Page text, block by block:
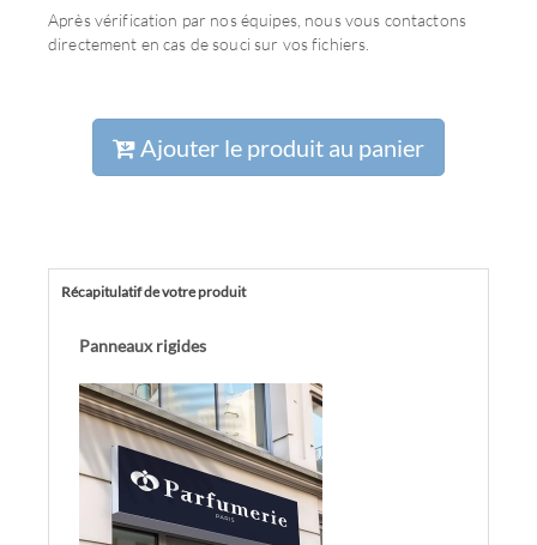
Après vérification par nos équipes, nous vous contactons
directement en cas de souci sur vos fichiers.
Ajouter le produit au panier
Récapitulatif de votre produit
Panneaux rigides